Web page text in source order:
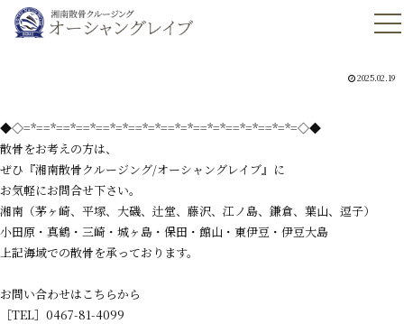
2025.02.19
◆◇=*==*==*==*==*=*==*=*==*=*==*=*==*=*==*=*=◇◆
散骨をお考えの方は、
ぜひ『湘南散骨クルージング/オーシャングレイブ』に
お気軽にお問合せ下さい。
湘南（茅ヶ崎、平塚、大磯、辻堂、藤沢、江ノ島、鎌倉、葉山、逗子）
小田原・真鶴・三崎・城ヶ島・保田・館山・東伊豆・伊豆大島
上記海域での散骨を承っております。
お問い合わせはこちらから
［TEL］0467-81-4099